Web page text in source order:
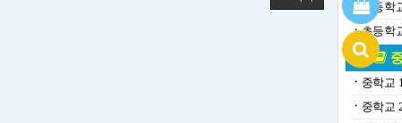
ㆍ초등학
ㆍ초등학
ㆍ 중학교
ㆍ 중학교